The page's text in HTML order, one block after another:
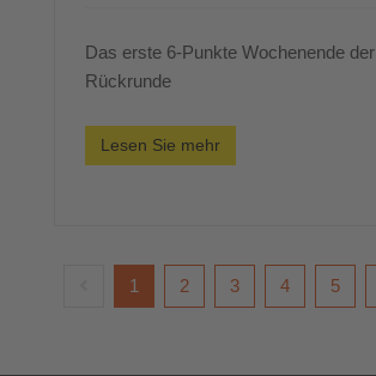
Das erste 6-Punkte Wochenende der
Rückrunde
Lesen Sie mehr
1 2 3 4 5